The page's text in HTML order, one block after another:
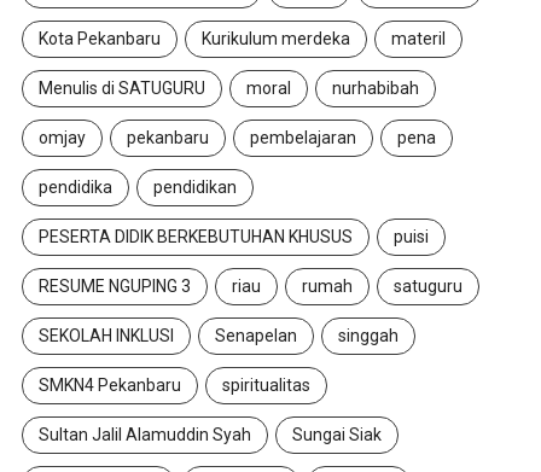
Kota Pekanbaru Kurikulum merdeka materil
Menulis di SATUGURU moral nurhabibah
omjay pekanbaru pembelajaran pena
pendidika pendidikan
PESERTA DIDIK BERKEBUTUHAN KHUSUS puisi
RESUME NGUPING 3 riau rumah satuguru
SEKOLAH INKLUSI Senapelan singgah
SMKN4 Pekanbaru spiritualitas
Sultan Jalil Alamuddin Syah Sungai Siak